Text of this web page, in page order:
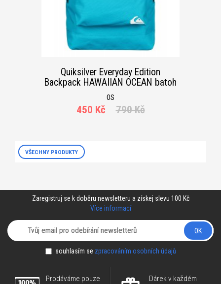
Quiksilver Everyday Edition
Backpack HAWAIIAN OCEAN batoh
OS
450 Kč 790 Kč
VŠECHNY PRODUKTY
Zaregistruj se k doběru newsletteru a získej slevu 100 Kč
Více informací
OK
souhlasím se zpracováním osobních údajů
Prodáváme pouze
Dárek v každém